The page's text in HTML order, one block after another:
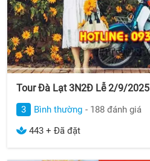
Tour Đà Lạt 3N2Đ Lễ 2/9/2025
3 Bình thường - 188 đánh giá
443 + Đã đặt